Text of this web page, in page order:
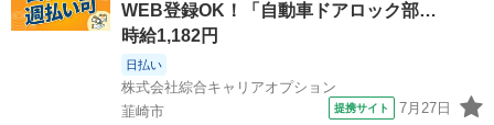
学が多数！お仕事安...WEB登録OK！「自動車ドアロック部…
時給1,182円
日払い
株式会社綜合キャリアオプション
韮崎市
提携サイト 7月27日